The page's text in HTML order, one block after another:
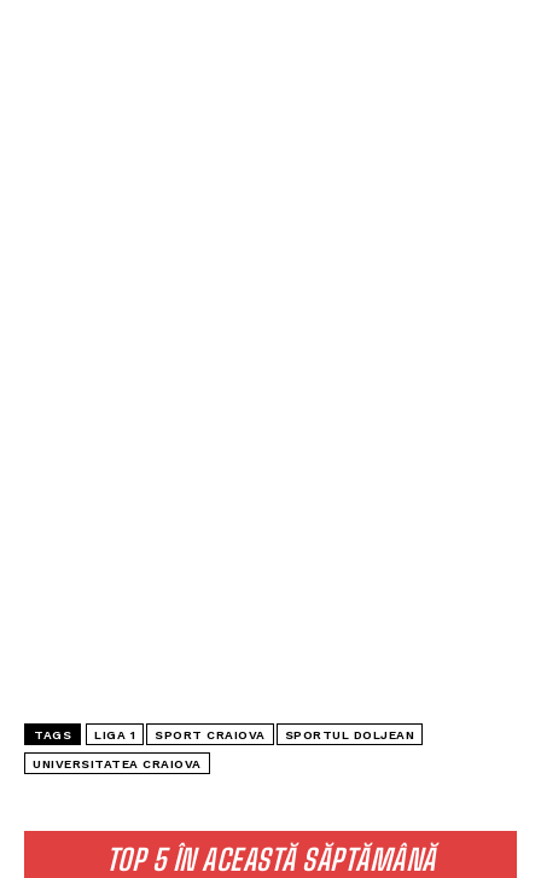
TOP 5 ÎN ACEASTĂ SĂPTĂMÂNĂ
TAGS LIGA 1 SPORT CRAIOVA SPORTUL DOLJEAN
UNIVERSITATEA CRAIOVA